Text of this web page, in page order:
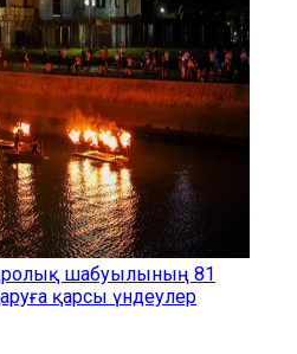
шабуылының 81
қарсы үндеулер